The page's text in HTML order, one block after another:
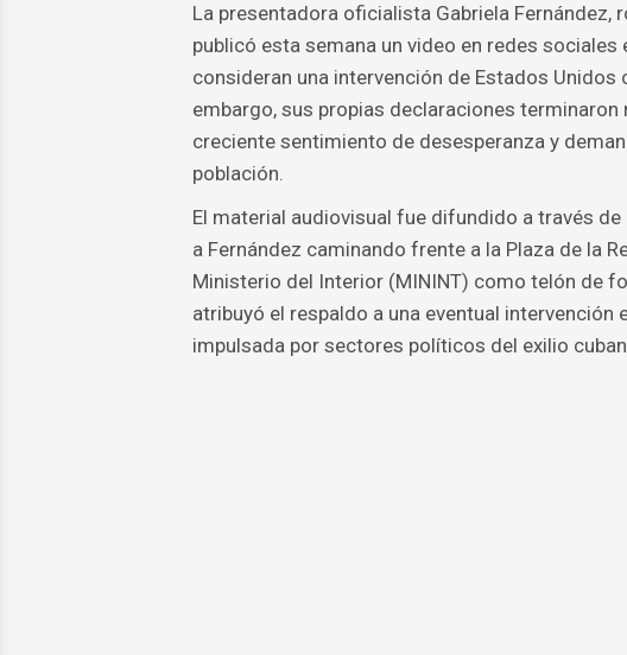
La presentadora oficialista Gabriela
publicó esta semana un video en redes
consideran una intervención de Estados
embargo, sus propias declaraciones
creciente sentimiento de desesperanza y
población.
El material audiovisual fue difundido a través
a Fernández caminando frente a la Plaza de la
Ministerio del Interior (MININT) como telón de
atribuyó el respaldo a una eventual
impulsada por sectores políticos del exilio